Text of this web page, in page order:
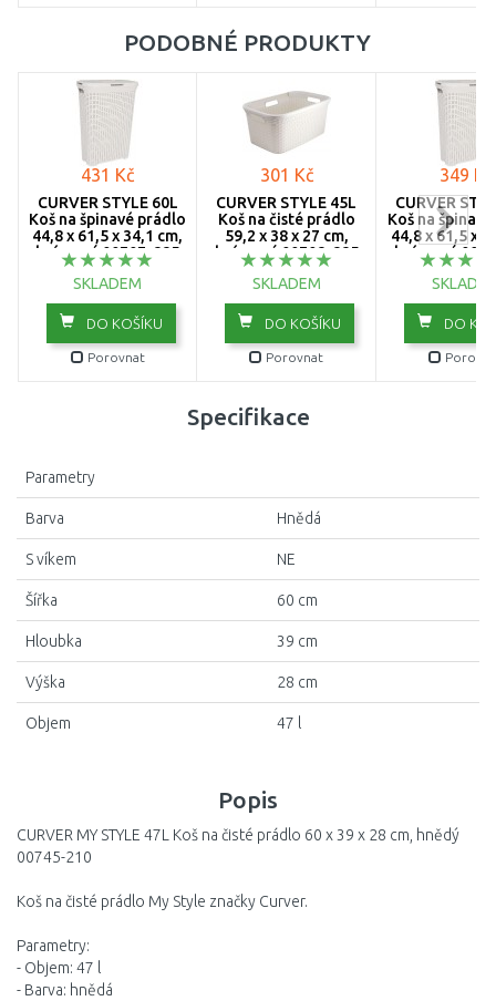
PODOBNÉ PRODUKTY
431 Kč
CURVER STYLE 60L
Koš na špinavé prádlo
44,8 x 61,5 x 34,1 cm,
krémový 00707-885
SKLADEM
DO KOŠÍKU
Porovnat
301 Kč
CURVER STYLE 45L
Koš na čisté prádlo
59,2 x 38 x 27 cm,
krémový 00708-885
SKLADEM
DO KOŠÍKU
Porovnat
349 Kč
CURVER
Koš na
44,8 x 61,5 x
krémový
DO
Popis
CURVER MY STYLE 47L Koš na čisté prádlo 60 x 39 x 28 cm, hnědý
00745-210
Koš na čisté prádlo My Style značky Curver.
Parametry:
- Objem: 47 l
- Barva: hnědá
Specifikace
Parametry
Barva Hnědá
S víkem NE
Šířka 60 cm
Hloubka 39 cm
Výška 28 cm
Objem 47 l